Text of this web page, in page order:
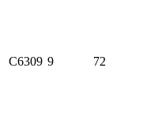
C6309 9 72